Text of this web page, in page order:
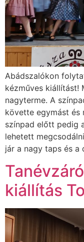
Abádszalókon
kézműves kiállítást!
nagyterme. A
követte egymást és
színpad előtt pedig
lehetett
jár a nagy taps és a
kiállítás